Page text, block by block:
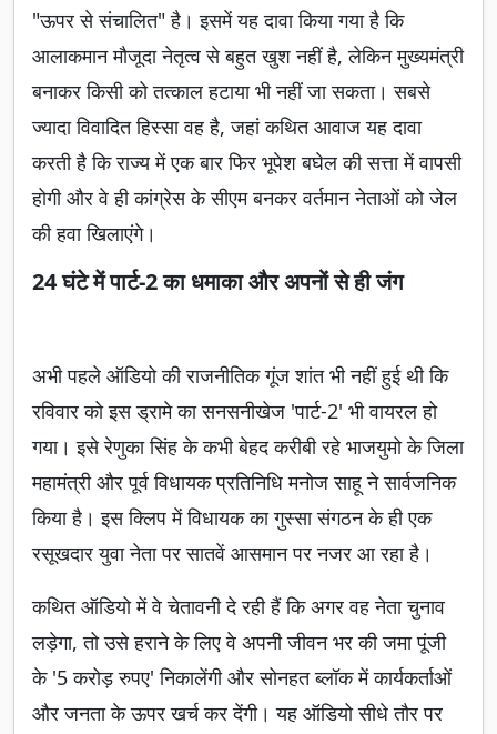
"ऊपर से संचालित" है। इसमें यह दावा किया गया है कि
आलाकमान मौजूदा नेतृत्व से बहुत खुश नहीं है, लेकिन मुख्यमंत्री
बनाकर किसी को तत्काल हटाया भी नहीं जा सकता। सबसे
ज्यादा विवादित हिस्सा वह है, जहां कथित आवाज यह दावा
करती है कि राज्य में एक बार फिर भूपेश बघेल की सत्ता में वापसी
होगी और वे ही कांग्रेस के सीएम बनकर वर्तमान नेताओं को जेल
की हवा खिलाएंगे।
24 घंटे में पार्ट-2 का धमाका और अपनों से ही जंग
अभी पहले ऑडियो की राजनीतिक गूंज शांत भी नहीं हुई थी कि
रविवार को इस ड्रामे का सनसनीखेज 'पार्ट-2' भी वायरल हो
गया। इसे रेणुका सिंह के कभी बेहद करीबी रहे भाजयुमो के जिला
महामंत्री और पूर्व विधायक प्रतिनिधि मनोज साहू ने सार्वजनिक
किया है। इस क्लिप में विधायक का गुस्सा संगठन के ही एक
रसूखदार युवा नेता पर सातवें आसमान पर नजर आ रहा है।
कथित ऑडियो में वे चेतावनी दे रही हैं कि अगर वह नेता चुनाव
लड़ेगा, तो उसे हराने के लिए वे अपनी जीवन भर की जमा पूंजी
के '5 करोड़ रुपए' निकालेंगी और सोनहत ब्लॉक में कार्यकर्ताओं
और जनता के ऊपर खर्च कर देंगी। यह ऑडियो सीधे तौर पर